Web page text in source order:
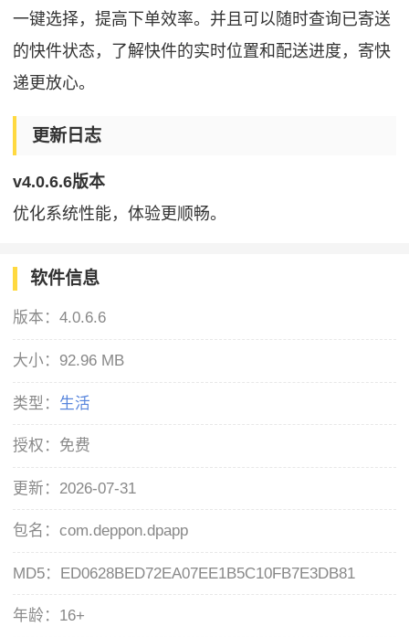
一键选择，提高下单效率。并且可以随时查询已寄送
的快件状态，了解快件的实时位置和配送进度，寄快
递更放心。
更新日志
v4.0.6.6版本
优化系统性能，体验更顺畅。
软件信息
版本：4.0.6.6
大小： 92.96 MB
类型： 生活
授权： 免费
更新： 2026-07-31
包名：com.deppon.dpapp
MD5： ED0628BED72EA07EE1B5C10FB7E3DB81
年龄： 16+